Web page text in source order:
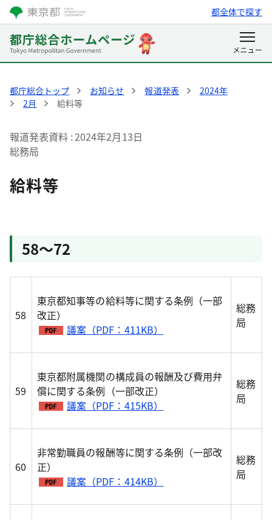
都全体で探す
都庁総合トップ お知らせ 報道発表
2024年
2月
給料等
報道発表資料 2024年2月13日
総務局
給料等
58～72
58
東京都知事等の給料等に関する条例（一部
改正）
議案（PDF：411KB）
総務
局
59
東京都附属機関の構成員の報酬及び費用弁
償に関する条例（一部改正）
議案（PDF：415KB）
総務
局
60
非常勤職員の報酬等に関する条例（一部改
正）
議案（PDF：414KB）
総務
局